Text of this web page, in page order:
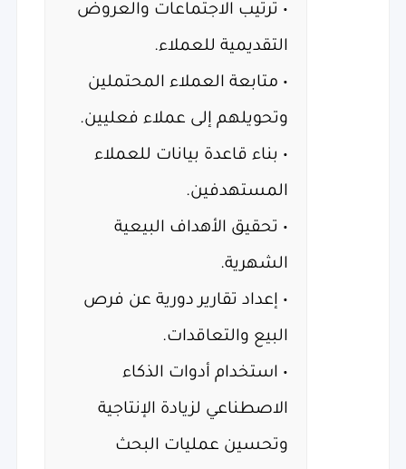
• ترتيب الاجتماعات والعروض
التقديمية للعملاء.
• متابعة العملاء المحتملين
وتحويلهم إلى عملاء فعليين.
• بناء قاعدة بيانات للعملاء
المستهدفين.
• تحقيق الأهداف البيعية
الشهرية.
• إعداد تقارير دورية عن فرص
البيع والتعاقدات.
• استخدام أدوات الذكاء
الاصطناعي لزيادة الإنتاجية
وتحسين عمليات البحث